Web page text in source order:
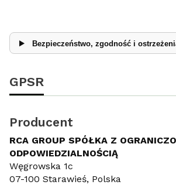
Bezpieczeństwo, zgodność i
GPSR
Producent
RCA GROUP SPÓŁKA Z
ODPOWIEDZIALNOŚCIĄ
Węgrowska 1c
07-100 Starawieś, Polska